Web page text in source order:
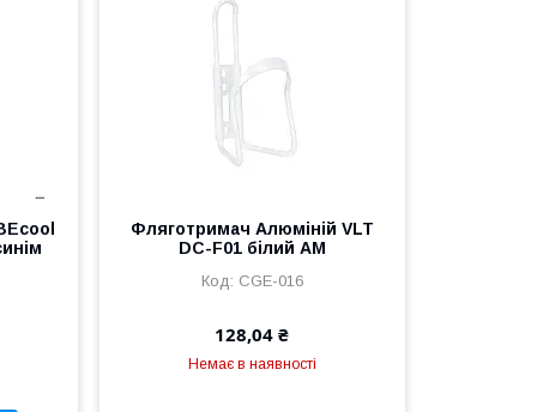
Фляготримач Алюмiнiй VLT
DC-F01 білий AM
CGE-016
128,04 ₴
Немає в наявності